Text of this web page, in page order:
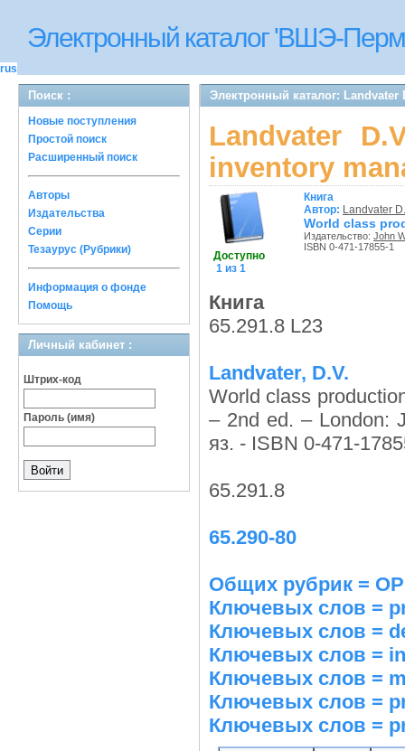
Электронный каталог 'ВШЭ-
rus
Поиск :
Новые поступления
Простой поиск
Расширенный поиск
Авторы
Издательства
Серии
Тезаурус (Рубрики)
Информация о фонде
Помощь
Личный кабинет :
Штрих-код
Пароль (имя)
Электронный каталог:
Landvater
inventory
Доступно
1 из 1
Книга
Автор: Landvater
World class
Издательство: John
ISBN 0-471-17855-1
Книга
65.291.8 L23
Landvater, D.V.
World class
– 2nd ed. – London:
яз. - ISBN 0-471-
65.291.8
65.290-80
Общих рубрик =
Ключевых слов =
Ключевых слов =
Ключевых слов =
Ключевых слов =
Ключевых слов =
Ключевых слов =